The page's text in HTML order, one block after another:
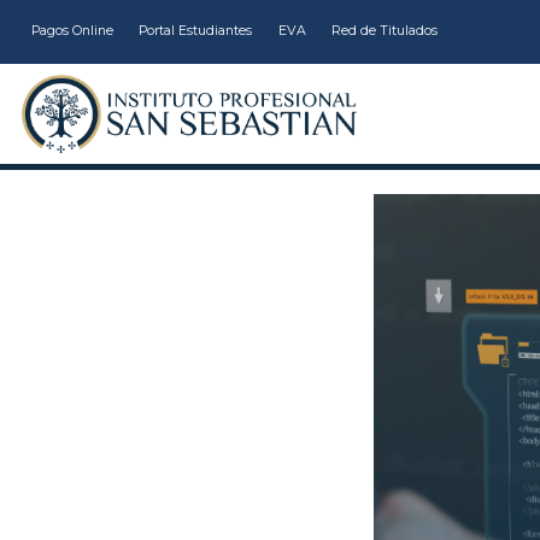
Pagos Online Portal Estudiantes EVA Red de Titulados